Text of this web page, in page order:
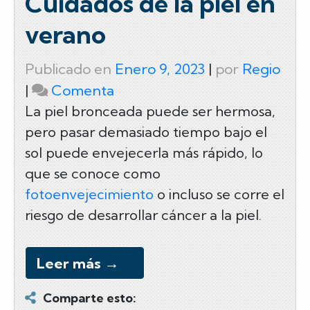
verano
Publicado en Enero 9, 2023 | por Regio
|
Comentaon
Cuidados
de
la
piel
en
verano
La piel bronceada puede ser hermosa,
pero pasar demasiado tiempo bajo el
sol puede envejecerla más rápido, lo
que se conoce como
fotoenvejecimiento o incluso se corre el
riesgo de desarrollar cáncer a la piel.
Leer más →
Comparte esto: